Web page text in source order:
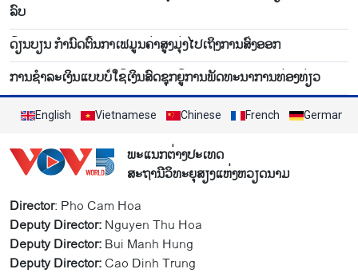
ລົບ
ດ້ຽນ​ບຽນ ​ກຳ​ນົດ​ຕົ້ນ​ກາ​ເຟ​ມູນ​ຄ່າ​ສູງ​ມຸ່ງ​ໄປ​ເຖິງ​ການ​ສົ່ງ​ອອກ
ການ​ຊຳ​ລະ​ເງິນແບບ​ບໍ່​ໃຊ້​ເງິນ​ສົດ​ຊຸກ​ຍູ້​ການ​ພັດ​ທະ​ນາ​ການ​ທ່ອງ​ທ່ຽວ
English Vietnamese Chinese French German
ພະແນກຕ່າງປະເທດ
ສະຖານີວິທະຍຸສຽງແຫ່ງຫວຽດນາມ
Director: Pho Cam Hoa
Deputy Director:Nguyen Thu Hoa
Deputy Director:Bui Manh Hung
Deputy Director:Cao Dinh Trung